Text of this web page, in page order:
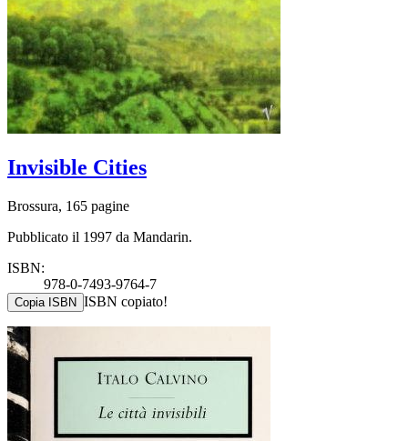
Invisible Cities
Brossura, 165 pagine
Pubblicato il 1997 da Mandarin.
ISBN:
978-0-7493-9764-7
Copia ISBN ISBN copiato!